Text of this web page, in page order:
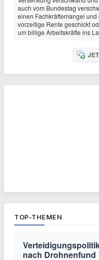
auch vom Bundestag
einen Fachkräftemangel
vorzeitige Rente geschickt
um billige Arbeitskräfte ins
TOP-THEMEN
nach Drohnenfund